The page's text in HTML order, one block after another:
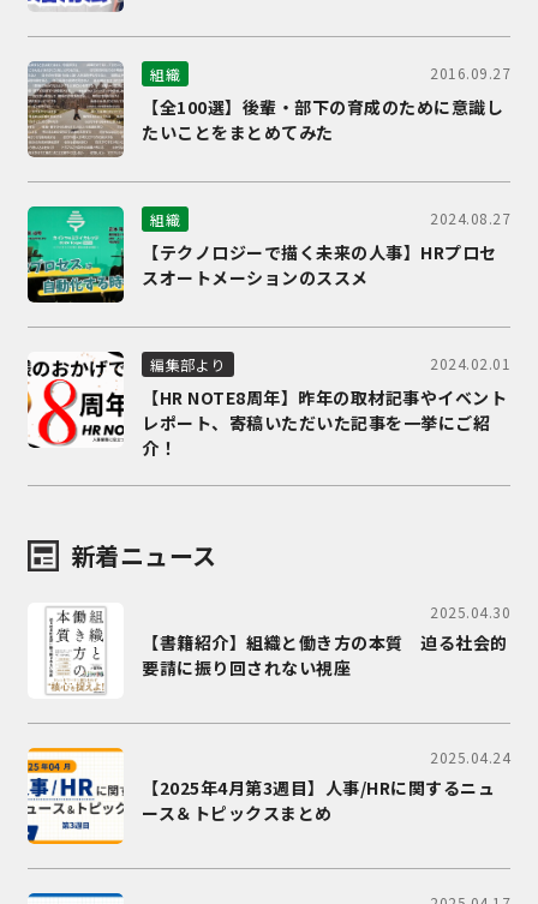
組織 2016.09.27
【全100選】後輩・部下の育成のために意識し
たいことをまとめてみた
組織 2024.08.27
【テクノロジーで描く未来の人事】HRプロセ
スオートメーションのススメ
編集部より 2024.02.01
【HR NOTE8周年】昨年の取材記事やイベント
レポート、寄稿いただいた記事を一挙にご紹
介！
新着ニュース
2025.04.30
【書籍紹介】組織と働き方の本質 迫る社会的
要請に振り回されない視座
2025.04.24
【2025年4月第3週目】人事/HRに関するニュ
ース＆トピックスまとめ